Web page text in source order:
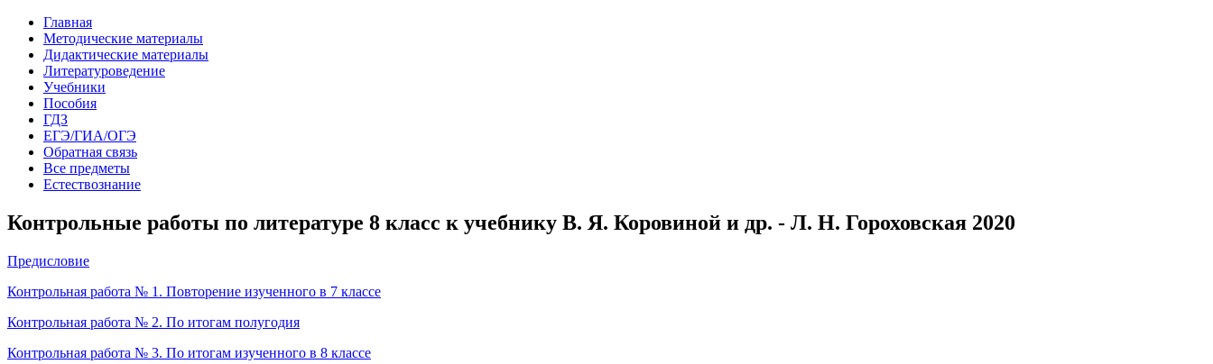
Главная
Методические материалы
Дидактические материалы
Литературоведение
Учебники
Пособия
ГДЗ
ЕГЭ/ГИА/ОГЭ
Обратная связь
Все предметы
Естествознание
Контрольные работы по литературе 8 класс к учебнику В. Я. Коровиной и др. - Л. Н. Гороховская 2020
Предисловие
Контрольная работа № 1. Повторение изученного в 7 классе
Контрольная работа № 2. По итогам полугодия
Контрольная работа № 3. По итогам изученного в 8 классе